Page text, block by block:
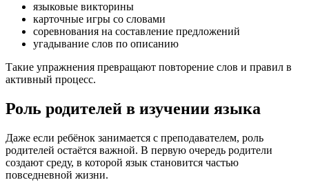
языковые викторины
карточные игры со словами
соревнования на составление предложений
угадывание слов по описанию
Такие упражнения превращают повторение слов и правил в
активный процесс.
Роль родителей в изучении языка
Даже если ребёнок занимается с преподавателем, роль
родителей остаётся важной. В первую очередь родители
создают среду, в которой язык становится частью
повседневной жизни.